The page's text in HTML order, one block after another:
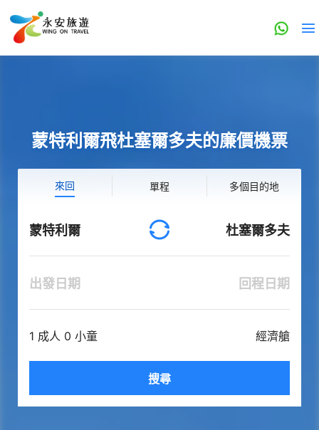
蒙特利爾飛杜塞爾多夫的廉價機票
來回 單程 多個目的地
蒙特利爾 杜塞爾多夫
出發日期 回程日期
1 成人 0 小童 經濟艙
搜尋